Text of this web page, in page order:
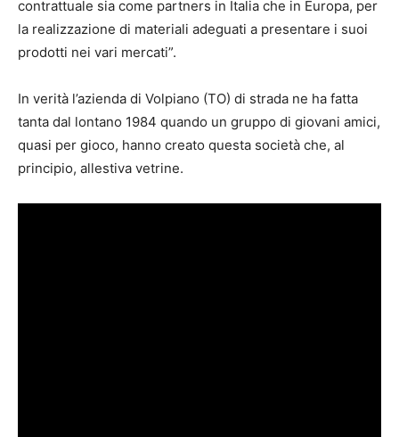
contrattuale sia come partners in Italia che in Europa, per
la realizzazione di materiali adeguati a presentare i suoi
prodotti nei vari mercati”.
In verità l’azienda di Volpiano (TO) di strada ne ha fatta
tanta dal lontano 1984 quando un gruppo di giovani amici,
quasi per gioco, hanno creato questa società che, al
principio, allestiva vetrine.